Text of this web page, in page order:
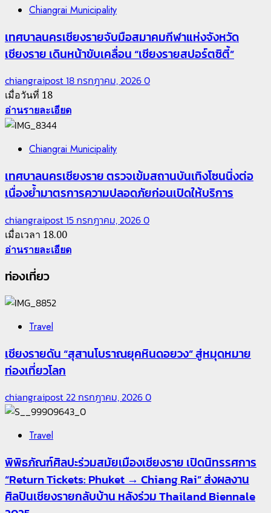
Chiangrai Municipality
เทศบาลนครเชียงรายจับมือสมาคมกีฬาแห่งจังหวัด
เชียงราย เดินหน้าขับเคลื่อน “เชียงรายสปอร์ตซิตี้”
chiangraipost18 กรกฎาคม, 20260
เมื่อวันที่ 18
อ่านรายละเอียด
Chiangrai Municipality
เทศบาลนครเชียงราย ตรวจเข้มสถานบันเทิงโซนนิ่งต่อ
เนื่องย้ำมาตรการความปลอดภัยก่อนเปิดให้บริการ
chiangraipost15 กรกฎาคม, 20260
เมื่อเวลา 18.00
อ่านรายละเอียด
ท่องเที่ยว
Travel
เชียงรายดัน “สุสานโบราณยุคหินดอยวง” สู่หมุดหมาย
ท่องเที่ยวโลก
chiangraipost22 กรกฎาคม, 20260
Travel
พิพิธภัณฑ์ศิลปะร่วมสมัยเมืองเชียงราย เปิดนิทรรศการ
“Return Tickets: Phuket → Chiang Rai” ส่งผลงาน
ศิลปินเชียงรายกลับบ้าน หลังร่วม Thailand Biennale